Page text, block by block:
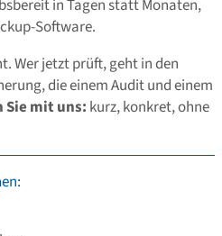
in Tagen statt Monaten,
Software.
Wer jetzt prüft, geht in den
die einem Audit und einem
Sie mit uns: kurz, konkret, ohne